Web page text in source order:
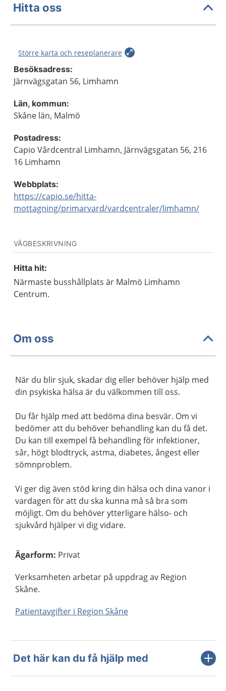
Hitta oss
Större karta och reseplanerare
Besöksadress:
Järnvägsgatan 56, Limhamn
Län, kommun:
Skåne län, Malmö
Postadress:
Capio Vårdcentral Limhamn, Järnvägsgatan 56, 216
16 Limhamn
Webbplats:
https://capio.se/hitta-
mottagning/primarvard/vardcentraler/limhamn/
VÄGBESKRIVNING
Hitta hit:
Närmaste busshållplats är Malmö Limhamn
Centrum.
Om oss
När du blir sjuk, skadar dig eller behöver hjälp med
din psykiska hälsa är du välkommen till oss.
Du får hjälp med att bedöma dina besvär. Om vi
bedömer att du behöver behandling kan du få det.
Du kan till exempel få behandling för infektioner,
sår, högt blodtryck, astma, diabetes, ångest eller
sömnproblem.
Vi ger dig även stöd kring din hälsa och dina vanor i
vardagen för att du ska kunna må så bra som
möjligt. Om du behöver ytterligare hälso- och
sjukvård hjälper vi dig vidare.
Ägarform: Privat
Verksamheten arbetar på uppdrag av Region
Skåne.
Patientavgifter i Region Skåne
Det här kan du få hjälp med